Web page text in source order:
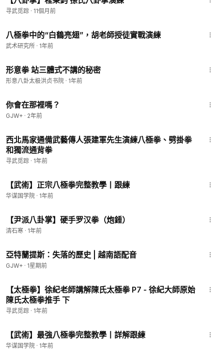
寻武觅踪 · 11個月前
八極拳中的“白鶴亮翅”，胡老師授徒實戰演練
武术研究所 · 1年前
形意拳 站三體式不講的秘密
形意八卦太极洪贞书院 · 1年前
你會在那裡嗎？
GJW+ · 2年前
西北馬家通備武藝傳人張建軍先生演練八極拳、劈掛拳
和獨流通背拳
寻武觅踪 · 1年前
【武術】正宗八極拳完整教學丨跟練
华谋国学院 · 1年前
【尹派八卦掌】硬手罗汉拳（炮錘）
清石寒 · 1年前
亞特蘭提斯：失落的歷史 | 越南語配音
GJW+ · 1星期前
【太極拳】徐紀老師講解陳氏太極拳 P7 - 徐紀大師原始
陳氏太極拳推手 下
寻武觅踪 · 1年前
【武術】最強八極拳完整教學丨詳解跟練
华谋国学院 · 1年前